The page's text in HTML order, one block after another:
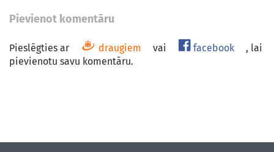
Pievienot komentāru
Pieslēgties ar draugiem vai facebook
, lai
pievienotu savu komentāru.